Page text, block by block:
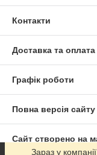
Контакти
Доставка та оплата
Графік роботи
Повна версія сайту
Сайт створено на
Зараз у